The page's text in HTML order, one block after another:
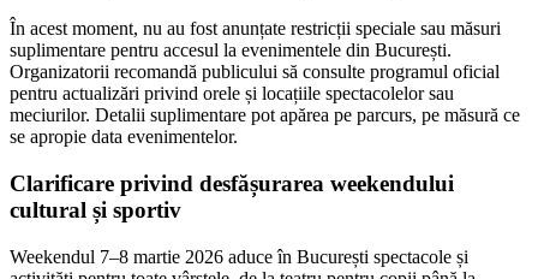
În acest moment, nu au fost anunțate restricții speciale sau măsuri
suplimentare pentru accesul la evenimentele din București.
Organizatorii recomandă publicului să consulte programul oficial
pentru actualizări privind orele și locațiile spectacolelor sau
meciurilor. Detalii suplimentare pot apărea pe parcurs, pe măsură ce
se apropie data evenimentelor.
Clarificare privind desfășurarea weekendului
cultural și sportiv
Weekendul 7–8 martie 2026 aduce în București spectacole și